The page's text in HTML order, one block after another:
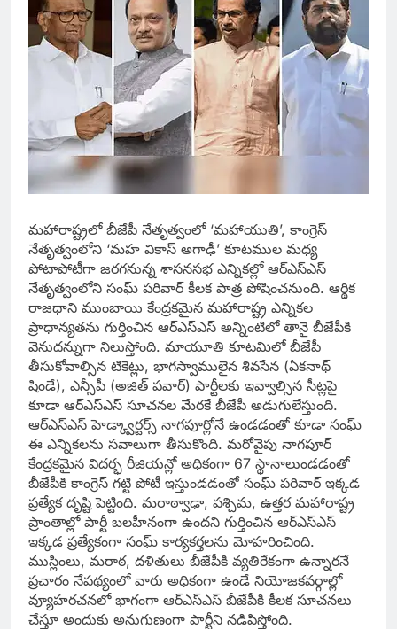
మహారాష్ట్రలో బీజేపీ నేతృత్వంలో ‘మహాయుతి’, కాంగ్రెస్
నేతృత్వంలోని ‘మహ వికాస్ అగాఢీ’ కూటముల మధ్య
పోటాపోటీగా జరగనున్న శాసనసభ ఎన్నికల్లో ఆర్ఎస్ఎస్
నేతృత్వంలోని సంఘ్ పరివార్ కీలక పాత్ర పోషించనుంది. ఆర్థిక
రాజధాని ముంబాయి కేంద్రకమైన మహారాష్ట్ర ఎన్నికల
ప్రాధాన్యతను గుర్తించిన ఆర్ఎస్ఎస్ అన్నింటిలో తానై బీజేపీకి
వెనుదన్నుగా నిలుస్తోంది. మాయూతి కూటమిలో బీజేపీ
తీసుకోవాల్సిన టికెట్లు, భాగస్వాములైన శివసేన (ఏకనాథ్
షిండే), ఎన్సీపీ (అజిత్ పవార్) పార్టీలకు ఇవ్వాల్సిన సీట్లపై
కూడా ఆర్ఎస్ఎస్ సూచనల మేరకే బీజేపీ అడుగులేస్తుంది.
ఆర్ఎస్ఎస్ హెడ్క్వార్టర్స్ నాగపూర్లోనే ఉండడంతో కూడా సంఘ్
ఈ ఎన్నికలను సవాలుగా తీసుకొంది. మరోవైపు నాగపూర్
కేంద్రకమైన విదర్భ రీజియన్లో అధికంగా 67 స్థానాలుండడంతో
బీజేపీకి కాంగ్రెస్ గట్టి పోటీ ఇస్తుండడంతో సంఘ్ పరివార్ ఇక్కడ
ప్రత్యేక దృష్టి పెట్టింది. మరాఠ్వాఢా, పశ్చిమ, ఉత్తర మహారాష్ట్ర
ప్రాంతాల్లో పార్టీ బలహీనంగా ఉందని గుర్తించిన ఆర్ఎస్ఎస్
ఇక్కడ ప్రత్యేకంగా సంఘ్ కార్యకర్తలను మోహరించింది.
ముస్లింలు, మరాఠ, దళితులు బీజేపీకి వ్యతిరేకంగా ఉన్నారనే
ప్రచారం నేపథ్యంలో వారు అధికంగా ఉండే నియోజకవర్గాల్లో
వ్యూహరచనలో భాగంగా ఆర్ఎస్ఎస్ బీజేపీకి కీలక సూచనలు
చేస్తూ అందుకు అనుగుణంగా పార్టీని నడిపిస్తోంది.